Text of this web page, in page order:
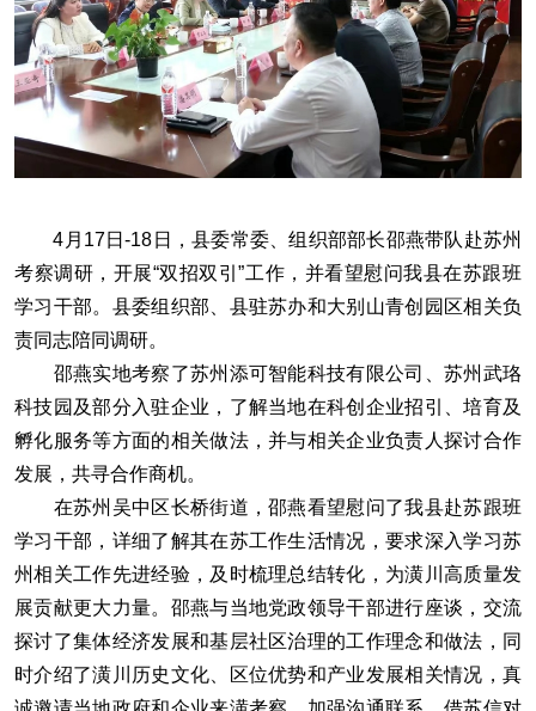
4月17日-18日，县委常委、组织部部长邵燕带队赴苏州
考察调研，开展“双招双引”工作，并看望慰问我县在苏跟班
学习干部。县委组织部、县驻苏办和大别山青创园区相关负
责同志陪同调研。
邵燕实地考察了苏州添可智能科技有限公司、苏州武珞
科技园及部分入驻企业，了解当地在科创企业招引、培育及
孵化服务等方面的相关做法，并与相关企业负责人探讨合作
发展，共寻合作商机。
在苏州吴中区长桥街道，邵燕看望慰问了我县赴苏跟班
学习干部，详细了解其在苏工作生活情况，要求深入学习苏
州相关工作先进经验，及时梳理总结转化，为潢川高质量发
展贡献更大力量。邵燕与当地党政领导干部进行座谈，交流
探讨了集体经济发展和基层社区治理的工作理念和做法，同
时介绍了潢川历史文化、区位优势和产业发展相关情况，真